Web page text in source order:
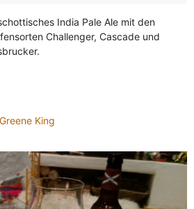
India Pale Ale mit den
Challenger, Cascade und
Greene King